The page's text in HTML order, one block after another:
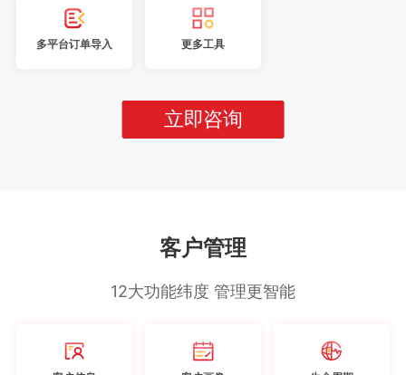
多平台订单导入 更多工具
立即咨询
客户管理
12大功能纬度 管理更智能